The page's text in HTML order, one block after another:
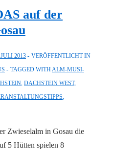
auf der
JULI 2013
VERÖFFENTLICHT IN
TAGGED WITHALM-MUSI-
, DACHSTEIN WEST,
,
Zwieselalm in Gosau die
5 Hütten spielen 8